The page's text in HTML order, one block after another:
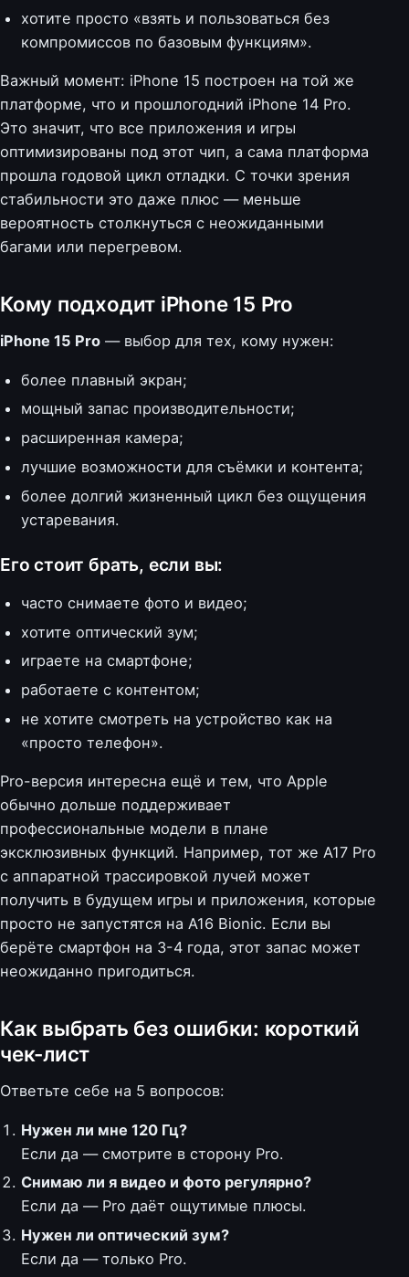
хотите просто «взять и пользоваться без
компромиссов по базовым функциям».
Важный момент: iPhone 15 построен на той же
платформе, что и прошлогодний iPhone 14 Pro.
Это значит, что все приложения и игры
оптимизированы под этот чип, а сама платформа
прошла годовой цикл отладки. С точки зрения
стабильности это даже плюс — меньше
вероятность столкнуться с неожиданными
багами или перегревом.
Кому подходит iPhone 15 Pro
iPhone 15 Pro — выбор для тех, кому нужен:
более плавный экран;
мощный запас производительности;
расширенная камера;
лучшие возможности для съёмки и контента;
более долгий жизненный цикл без ощущения
устаревания.
Его стоит брать, если вы:
часто снимаете фото и видео;
хотите оптический зум;
играете на смартфоне;
работаете с контентом;
не хотите смотреть на устройство как на
«просто телефон».
Pro-версия интересна ещё и тем, что Apple
обычно дольше поддерживает
профессиональные модели в плане
эксклюзивных функций. Например, тот же A17 Pro
с аппаратной трассировкой лучей может
получить в будущем игры и приложения, которые
просто не запустятся на A16 Bionic. Если вы
берёте смартфон на 3-4 года, этот запас может
неожиданно пригодиться.
Как выбрать без ошибки: короткий
чек-лист
Ответьте себе на 5 вопросов:
Нужен ли мне 120 Гц?
Если да — смотрите в сторону Pro.
Снимаю ли я видео и фото регулярно?
Если да — Pro даёт ощутимые плюсы.
Нужен ли оптический зум?
Если да — только Pro.